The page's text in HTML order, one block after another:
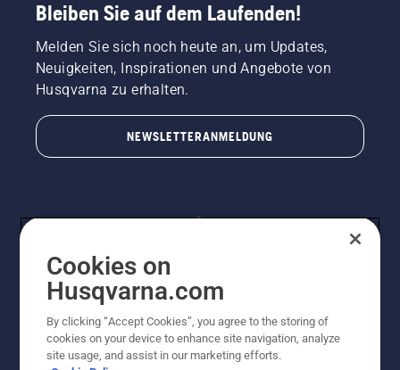
Bleiben Sie auf dem Laufenden!
Melden Sie sich noch heute an, um Updates,
Neuigkeiten, Inspirationen und Angebote von
Husqvarna zu erhalten.
NEWSLETTERANMELDUNG
© Husqvarna AB (publ). Alle Rechte vorbehalten.
Preisänderungen, Irrtümer, Text- und Satzfehler sind
vorbehalten. Bei den Preisangaben handelt es sich um
Cookies on
Husqvarna.com
By clicking “Accept Cookies”, you agree to the storing of
cookies on your device to enhance site navigation, analyze
site usage, and assist in our marketing efforts.